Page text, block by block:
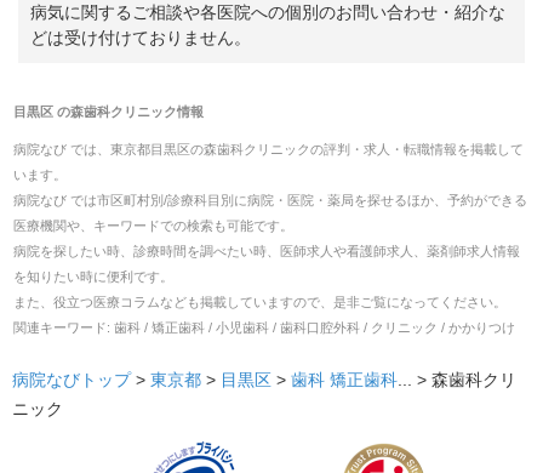
病気に関するご相談や各医院への個別のお問い合わせ・紹介な
どは受け付けておりません。
目黒区の森歯科クリニック情報
病院なび では、 東京都目黒区の森歯科クリニックの評判・求人・転職情報を掲載して
います。
病院なび では市区町村別/診療科目別に病院・医院・薬局を探せるほか、予約ができる
医療機関や、キーワードでの検索も可能です。
病院を探したい時、診療時間を調べたい時、医師求人や看護師求人、薬剤師求人情報
を知りたい時に便利です。
また、役立つ医療コラムなども掲載していますので、是非ご覧になってください。
関連キーワード: 歯科 / 矯正歯科 / 小児歯科 / 歯科口腔外科 / クリニック / かかりつけ
病院なびトップ > 東京都 > 目黒区 > 歯科 矯正歯科... > 森歯科クリ
ニック